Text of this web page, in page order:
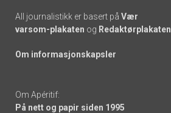
All journalistikk er basert på Vær
varsom-plakaten og Redaktørplakaten
Om informasjonskapsler
Om Apéritif:
På nett og papir siden 1995